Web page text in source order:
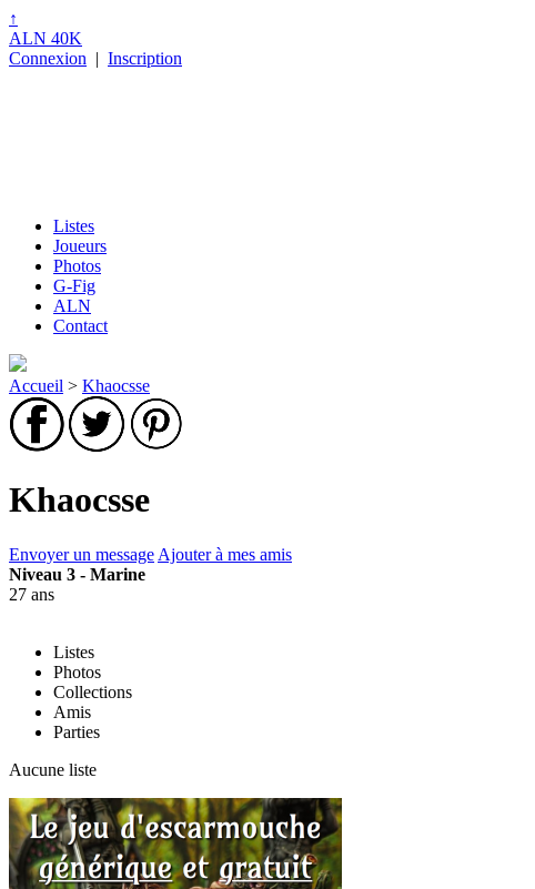
↑
ALN 40K
Connexion | Inscription
Listes
Joueurs
Photos
G-Fig
ALN
Contact
Accueil > Khaocsse
Khaocsse
Envoyer un message Ajouter à mes amis
Niveau 3 - Marine
27 ans
Listes
Photos
Collections
Amis
Parties
Aucune liste